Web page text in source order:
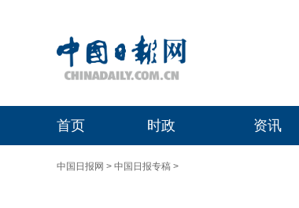
首页 时政 资讯
中国日报网 > 中国日报专稿 >